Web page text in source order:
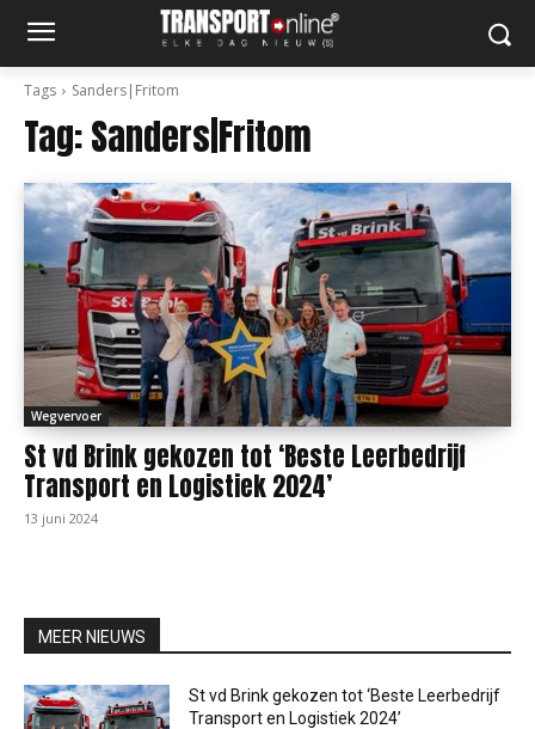
Tags Sanders|Fritom
Tag:Sanders|Fritom
Wegvervoer
St vd Brink gekozen tot ‘Beste Leerbedrijf
Transport en Logistiek 2024’
13 juni 2024
MEER NIEUWS
St vd Brink gekozen tot ‘Beste Leerbedrijf
Transport en Logistiek 2024’